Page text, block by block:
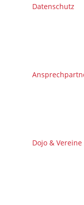
Datenschutz
Dojo & Vereine